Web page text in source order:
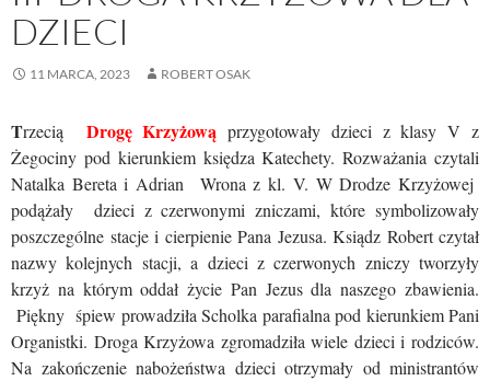
DZIECI
11 MARCA, 2023 ROBERT OSAK
Trzecią Drogę Krzyżową przygotowały dzieci z klasy V z
Żegociny pod kierunkiem księdza Katechety. Rozważania czytali
Natalka Bereta i Adrian Wrona z kl. V. W Drodze Krzyżowej
podążały dzieci z czerwonymi zniczami, które symbolizowały
poszczególne stacje i cierpienie Pana Jezusa. Ksiądz Robert czytał
nazwy kolejnych stacji, a dzieci z czerwonych zniczy tworzyły
krzyż na którym oddał życie Pan Jezus dla naszego zbawienia.
Piękny śpiew prowadziła Scholka parafialna pod kierunkiem Pani
Organistki. Droga Krzyżowa zgromadziła wiele dzieci i rodziców.
Na zakończenie nabożeństwa dzieci otrzymały od ministrantów